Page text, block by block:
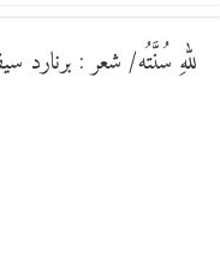
للهِ سُنَّتُه/ شعر : برنارد